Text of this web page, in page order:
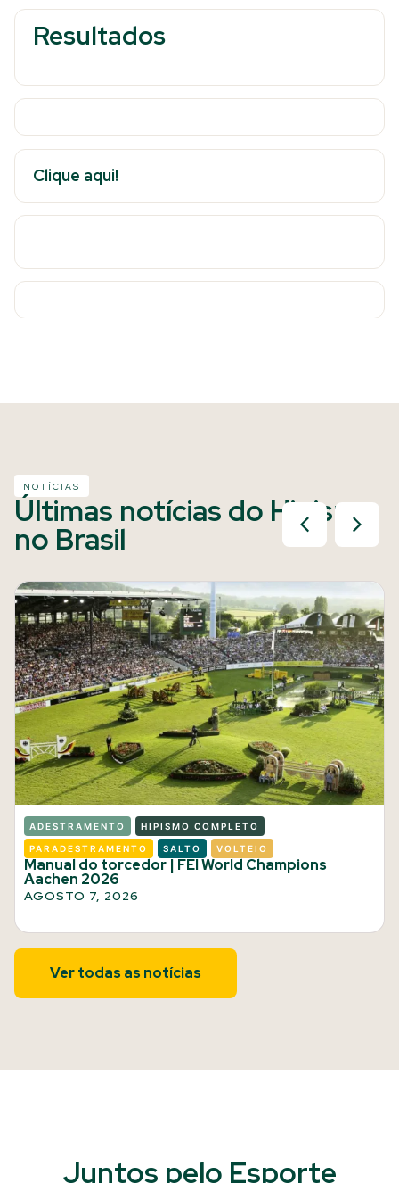
Resultados
Clique aqui!
NOTÍCIAS
Últimas notícias do Hipismo
no Brasil
ADESTRAMENTO HIPISMO COMPLETO
PARADESTRAMENTO SALTO VOLTEIO
Manual do torcedor | FEI World Champions
Aachen 2026
AGOSTO 7, 2026
Ver todas as notícias
Juntos pelo Esporte